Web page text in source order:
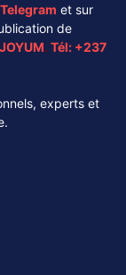
Telegram et sur
de
. Tél: +237
experts et